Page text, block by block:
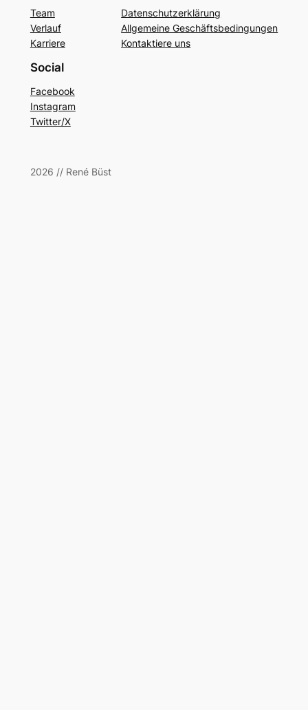
Team
Verlauf
Karriere
Datenschutzerklärung
Allgemeine Geschäftsbedingungen
Kontaktiere uns
Social
Facebook
Instagram
Twitter/X
2026 // René Büst